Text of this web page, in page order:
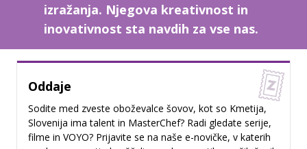
izražanja. Njegova kreativnost in
inovativnost sta navdih za vse nas.
Oddaje
Sodite med zveste oboževalce šovov, kot so Kmetija,
Slovenija ima talent in MasterChef? Radi gledate serije,
filme in VOYO? Prijavite se na naše e-novičke, v katerih